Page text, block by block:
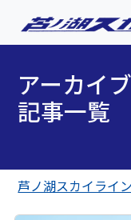
アーカイ
記事一覧
芦ノ湖スカイライン